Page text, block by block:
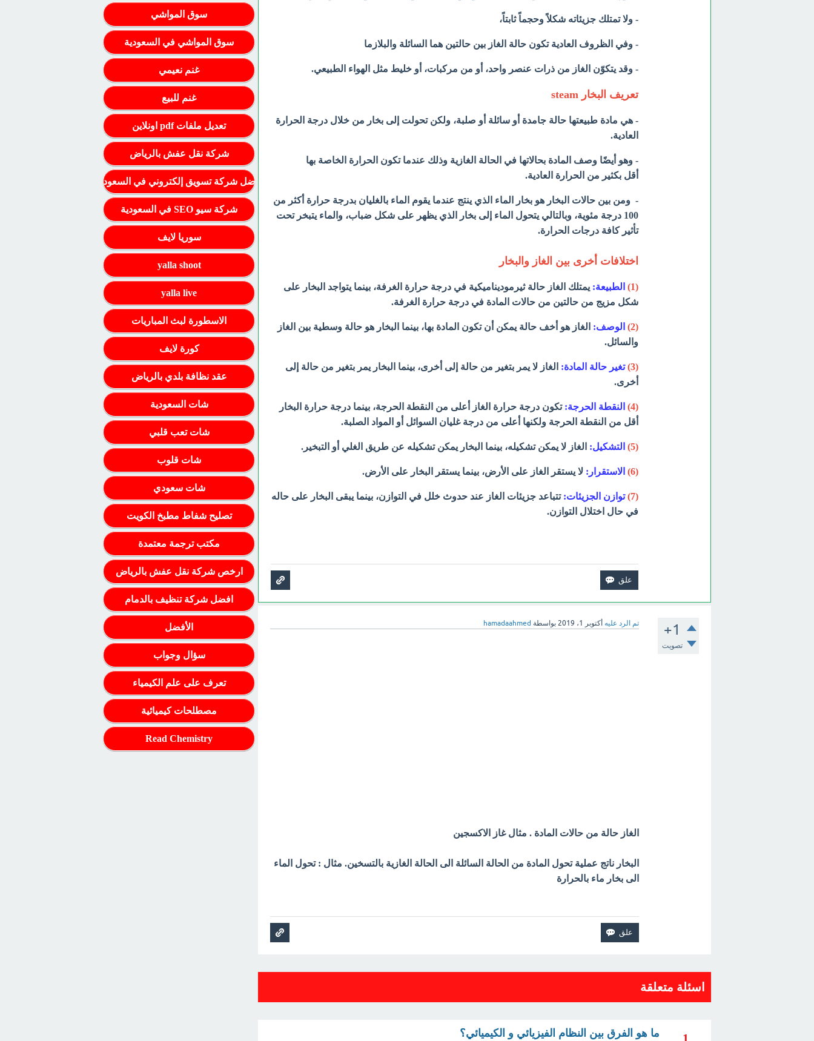
- ولا تمتلك جزيئاته شكلاً وحجماً ثابتاً،
- وفي الظروف العادية تكون حالة الغاز بين حالتين هما السائلة والبلازما
- وقد يتكوّن الغاز من ذرات عنصر واحد، أو من مركبات، أو خليط مثل الهواء الطبيعي.
تعريف البخار steam
- هي مادة طبيعتها حالة جامدة أو سائلة أو صلبة، ولكن تحولت إلى بخار من خلال درجة الحرارة
العادية.
- وهو أيضًا وصف المادة بحالاتها في الحالة الغازية وذلك عندما تكون الحرارة الخاصة بها
أقل بكثير من الحرارة العادية.
- ومن بين حالات البخار هو بخار الماء الذي ينتج عندما يقوم الماء بالغليان بدرجة حرارة أكثر من
100 درجة مئوية، وبالتالي يتحول الماء إلى بخار الذي يظهر على شكل ضباب، والماء يتبخر تحت
تأثير كافة درجات الحرارة.
اختلافات أخرى بين الغاز والبخار
(1) الطبيعة: يمتلك الغاز حالة ثيرموديناميكية في درجة حرارة الغرفة، بينما يتواجد البخار على
شكل مزيج من حالتين من حالات المادة في درجة حرارة الغرفة.
(2) الوصف: الغاز هو أخف حالة يمكن أن تكون المادة بها، بينما البخار هو حالة وسطية بين الغاز
والسائل.
(3) تغير حالة المادة: الغاز لا يمر بتغير من حالة إلى أخرى، بينما البخار يمر بتغير من حالة إلى
أخرى.
(4) النقطة الحرجة: تكون درجة حرارة الغاز أعلى من النقطة الحرجة، بينما درجة حرارة البخار
أقل من النقطة الحرجة ولكنها أعلى من درجة غليان السوائل أو المواد الصلبة.
(5) التشكيل: الغاز لا يمكن تشكيله، بينما البخار يمكن تشكيله عن طريق الغلي أو التبخير.
(6) الاستقرار: لا يستقر الغاز على الأرض، بينما يستقر البخار على الأرض.
(7) توازن الجزيئات: تتباعد جزيئات الغاز عند حدوث خلل في التوازن، بينما يبقى البخار على حاله
في حال اختلال التوازن.
+1
تصويت
تم الرد عليه أكتوبر 1، 2019 بواسطة hamadaahmed
الغاز حالة من حالات المادة . مثال غاز الاكسجين
البخار ناتج عملية تحول المادة من الحالة السائلة الى الحالة الغازية بالتسخين. مثال : تحول الماء
الى بخار ماء بالحرارة
اسئلة متعلقة
1 ما هو الفرق بين النظام الفيزيائي و الكيميائي؟
سوق المواشي
سوق المواشي في السعودية
غنم نعيمي
غنم للبيع
تعديل ملفات pdf اونلاين
شركة نقل عفش بالرياض
أفضل شركة تسويق إلكتروني في السعودية
شركة سيو SEO في السعودية
سوريا لايف
yalla shoot
yalla live
الاسطورة لبث المباريات
كورة لايف
عقد نظافة بلدي بالرياض
شات السعودية
شات تعب قلبي
شات قلوب
شات سعودي
تصليح شفاط مطبخ الكويت
مكتب ترجمة معتمدة
ارخص شركة نقل عفش بالرياض
افضل شركة تنظيف بالدمام
الأفضل
سؤال وجواب
تعرف على علم الكيمياء
مصطلحات كيميائية
Read Chemistry